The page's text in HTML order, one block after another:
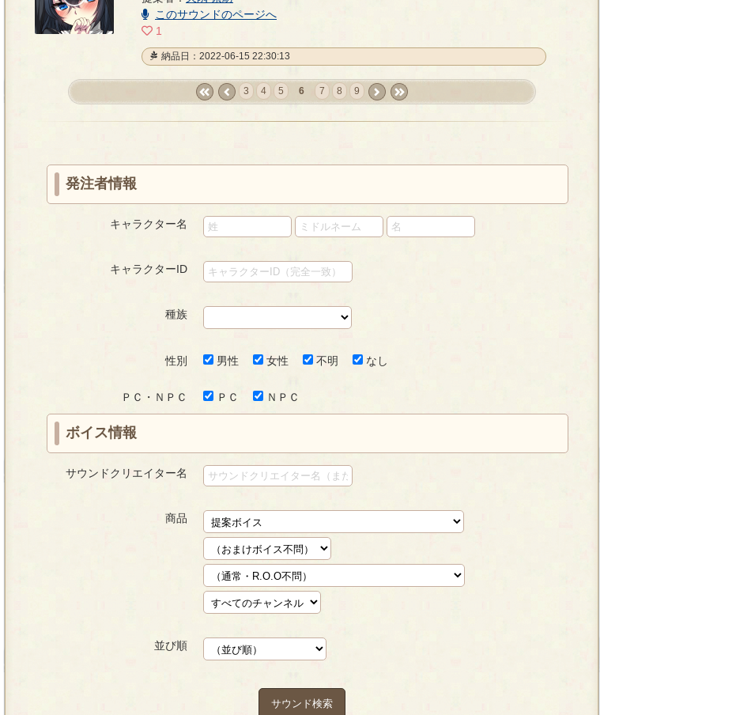
このサウンドのページへ
1
納品日：2022-06-15 22:30:13
3 4 5 6 7 8
9
発注者情報
キャラクター名
キャラクターID
種族
性別 男性 女性 不明 なし
ＰＣ・ＮＰＣ ＰＣ ＮＰＣ
ボイス情報
サウンドクリエイター名
商品
並び順
サウンド検索